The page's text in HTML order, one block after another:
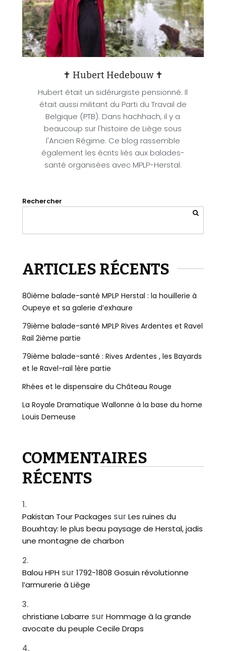
✝ Hubert Hedebouw ✝
Hubert était un sidérurgiste pensionné. Il
était aussi militant du Parti du Travail de
Belgique (PTB). Dans hachhach, il y a
beaucoup sur l'histoire de Liège sous
l'Ancien Régime. Ce blog rassemble
également les écrits liés aux balades-
santé organisées avec MPLP-Herstal.
Rechercher
ARTICLES RÉCENTS
80ième balade-santé MPLP Herstal : la houillerie à
Oupeye et sa galerie d’exhaure
79ième balade-santé MPLP Rives Ardentes et Ravel
Rail 2ième partie
79ième balade-santé : Rives Ardentes , les Bayards
et le Ravel-rail 1ère partie
Rhées et le dispensaire du Château Rouge
La Royale Dramatique Wallonne à la base du home
Louis Demeuse
COMMENTAIRES
RÉCENTS
Pakistan Tour Packages sur Les ruines du
Bouxhtay: le plus beau paysage de Herstal, jadis
une montagne de charbon
Balou HPH sur 1792-1808 Gosuin révolutionne
l’armurerie à Liège
christiane Labarre sur Hommage à la grande
avocate du peuple Cecile Draps